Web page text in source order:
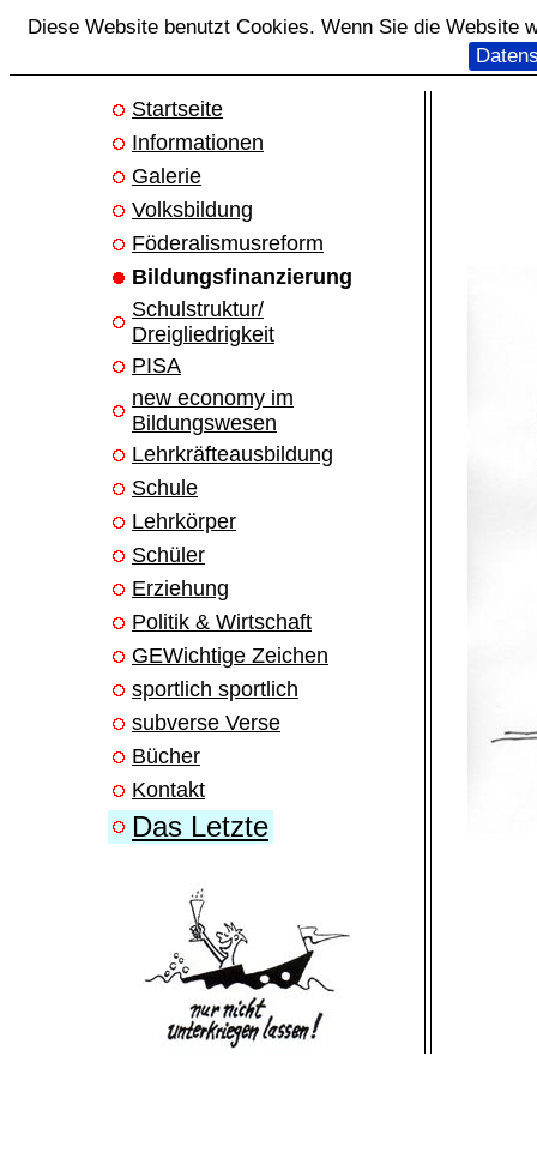
Diese Website benutzt Cookies. Wenn Sie die Website
Startseite
Informationen
Galerie
Volksbildung
Föderalismusreform
Bildungsfinanzierung
Schulstruktur/
Dreigliedrigkeit
PISA
new economy im
Bildungswesen
Lehrkräfteausbildung
Schule
Lehrkörper
Schüler
Erziehung
Politik & Wirtschaft
GEWichtige Zeichen
sportlich sportlich
subverse Verse
Bücher
Kontakt
Das Letzte